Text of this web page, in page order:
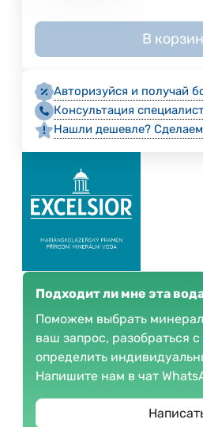
В
Авторизуйся и получай
Консультация
Нашли дешевле? Сделаем
Подходит ли мне эта
Поможем выбрать
ваш запрос, разобраться
определить
Напишите нам в чат